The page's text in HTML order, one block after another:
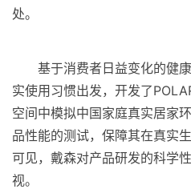
处。
基于消费者日益变化的健
实使用习惯出发，开发了
空间中模拟中国家庭真实居家
品性能的测试，保障其在真实
可见，戴森对产品研发的科学
视。